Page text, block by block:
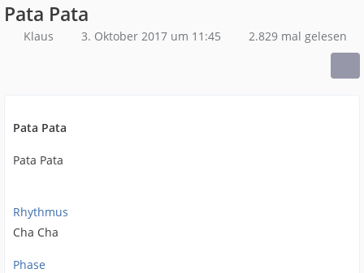
Pata Pata
Klaus 3. Oktober 2017 um 11:45 2.829 mal gelesen
Pata Pata
Pata Pata
Rhythmus
Cha Cha
Phase